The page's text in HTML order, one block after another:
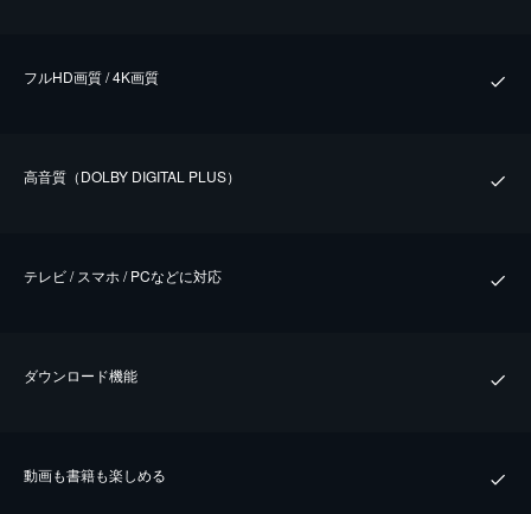
フルHD画質 / 4K画質
⾼⾳質（DOLBY DIGITAL PLUS）
テレビ / スマホ / PCなどに対応
ダウンロード機能
動画も書籍も楽しめる